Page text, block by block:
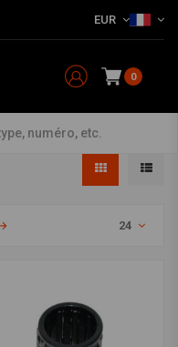
EUR
0
Cylindre et piston
24